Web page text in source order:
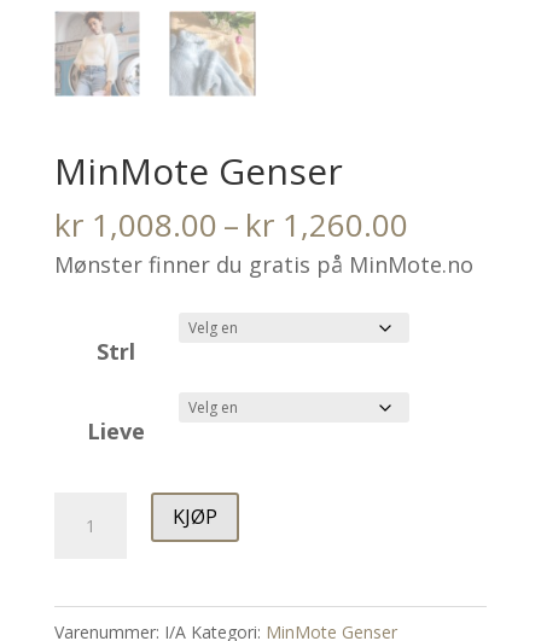
MinMote Genser
kr1,008.00– kr1,260.00
kr
Mønster finner du gratis på MinMote.no
Strl
Lieve
KJØP
Varenummer: I/A Kategori: MinMote Genser